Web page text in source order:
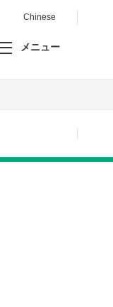
Chinese
メニュー